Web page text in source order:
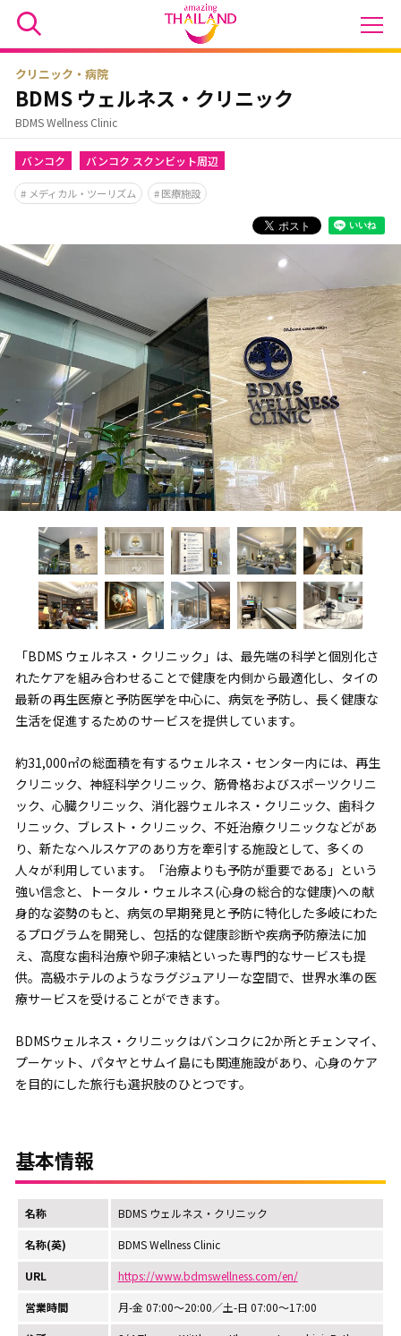
クリニック・病院
BDMS ウェルネス・クリニック
BDMS Wellness Clinic
バンコク バンコク スクンビット周辺
メディカル・ツーリズム 医療施設
「BDMS ウェルネス・クリニック」は、最先端の科学と個別化さ
れたケアを組み合わせることで健康を内側から最適化し、タイの
最新の再生医療と予防医学を中心に、病気を予防し、長く健康な
生活を促進するためのサービスを提供しています。
約31,000㎡の総面積を有するウェルネス・センター内には、再生
クリニック、神経科学クリニック、筋骨格およびスポーツクリニ
ック、心臓クリニック、消化器ウェルネス・クリニック、歯科ク
リニック、ブレスト・クリニック、不妊治療クリニックなどがあ
り、新たなヘルスケアのあり方を牽引する施設として、多くの
人々が利用しています。「治療よりも予防が重要である」という
強い信念と、トータル・ウェルネス(心身の総合的な健康)への献
身的な姿勢のもと、病気の早期発見と予防に特化した多岐にわた
るプログラムを開発し、包括的な健康診断や疾病予防療法に加
え、高度な歯科治療や卵子凍結といった専門的なサービスも提
供。高級ホテルのようなラグジュアリーな空間で、世界水準の医
療サービスを受けることができます。
BDMSウェルネス・クリニックはバンコクに2か所とチェンマイ、
プーケット、パタヤとサムイ島にも関連施設があり、心身のケア
を目的にした旅行も選択肢のひとつです。
基本情報
名称 BDMS ウェルネス・クリニック
名称(英) BDMS Wellness Clinic
URL https://www.bdmswellness.com/en/
営業時間 月-金 07:00～20:00／土-日 07:00～17:00